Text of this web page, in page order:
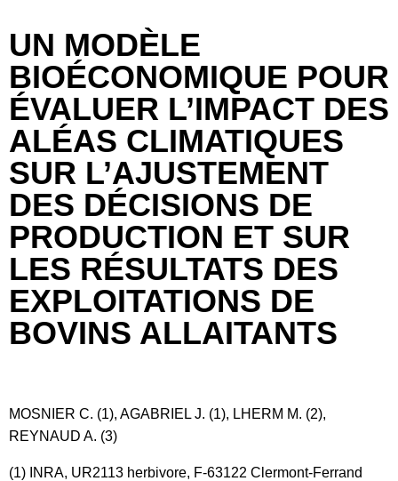
UN MODÈLE
BIOÉCONOMIQUE POUR
ÉVALUER L’IMPACT DES
ALÉAS CLIMATIQUES
SUR L’AJUSTEMENT
DES DÉCISIONS DE
PRODUCTION ET SUR
LES RÉSULTATS DES
EXPLOITATIONS DE
BOVINS ALLAITANTS
MOSNIER C. (1), AGABRIEL J. (1), LHERM M. (2),
REYNAUD A. (3)
(1) INRA, UR2113 herbivore, F-63122 Clermont-Ferrand